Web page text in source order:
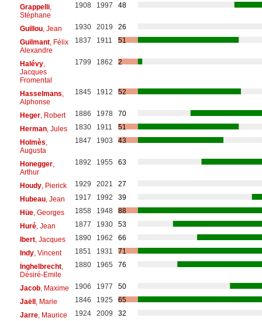
Grappelli,
Stéphane
1908 1997 48
Guillou, Jean 1930 2019
26
Guilmant, Félix
Alexandre
1837 1911 51
Halévy,
Jacques
Fromental
1799 1862 2
Hasselmans
Alphonse
1845 1912 52
Heger, Robert 1886 1978
70
Herman, Jules 1830 1911
51
Holmès
Augusta
1847 1903 43
Honegger,
Arthur
1892 1955 63
Houdy, Pierick 1929 2021
27
Hubeau, Jean 1917 1992
39
Hüe, Georges 1858 1948
88
Huré, Jean 1877 1930
53
Ibert, Jacques 1890 1962
66
Indy, Vincent 1851 1931
71
Inghelbrecht,
Désiré-Emile
1880 1965 76
Jacob, Maxime 1906 1977
50
Jaëll, Marie 1846 1925
65
Jarre, Maurice 1924 2009
32